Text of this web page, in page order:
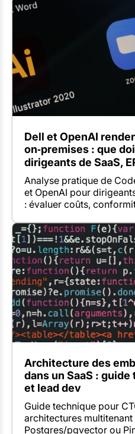
Dell et OpenAI
on‑premises : que
dirigeants de SaaS,
Analyse pratique de
et OpenAI pour
: évaluer coûts,
Architecture des
dans un SaaS :
et lead dev
Guide technique pour
architectures
Postgres/pgvector ou